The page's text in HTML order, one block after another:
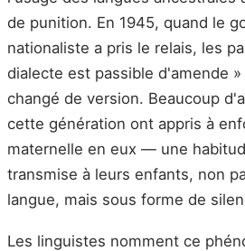
de punition. En 1945, quand le
nationaliste a pris le relais, les
dialecte est passible d'amende
changé de version. Beaucoup
cette génération ont appris à
maternelle en eux — une
transmise à leurs enfants, non
langue, mais sous forme de
Les linguistes nomment ce